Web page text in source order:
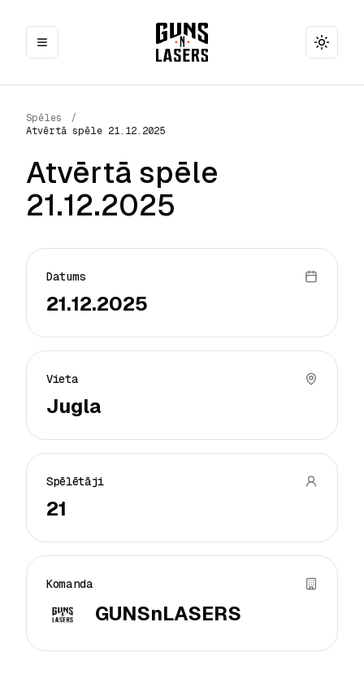
Toggle
Spēles
/
Atvērtā spēle 21.12.2025
Atvērtā spēle
21.12.2025
Datums
21.12.2025
Vieta
Jugla
Spēlētāji
21
Komanda
GUNSnLASERS